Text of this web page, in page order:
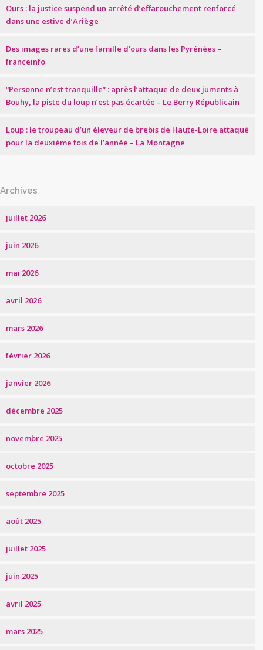
Ours : la justice suspend un arrêté d’effarouchement renforcé
dans une estive d’Ariège
Des images rares d’une famille d’ours dans les Pyrénées –
franceinfo
“Personne n’est tranquille” : après l’attaque de deux juments à
Bouhy, la piste du loup n’est pas écartée – Le Berry Républicain
Loup : le troupeau d’un éleveur de brebis de Haute-Loire attaqué
pour la deuxième fois de l’année – La Montagne
Archives
juillet 2026
juin 2026
mai 2026
avril 2026
mars 2026
février 2026
janvier 2026
décembre 2025
novembre 2025
octobre 2025
septembre 2025
août 2025
juillet 2025
juin 2025
avril 2025
mars 2025